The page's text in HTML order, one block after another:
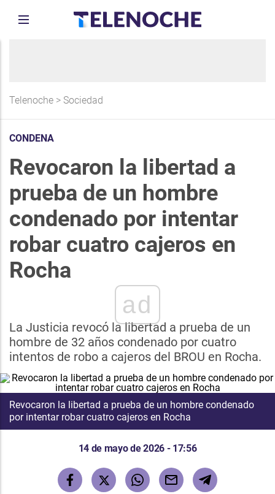
Telenoche > Sociedad
CONDENA
Revocaron la libertad a
prueba de un hombre
condenado por intentar
robar cuatro cajeros en
Rocha
ad
La Justicia revocó la libertad a prueba de un
hombre de 32 años condenado por cuatro
intentos de robo a cajeros del BROU en Rocha.
Revocaron la libertad a prueba de un hombre condenado
por intentar robar cuatro cajeros en Rocha
14 de mayo de 2026 - 17:56